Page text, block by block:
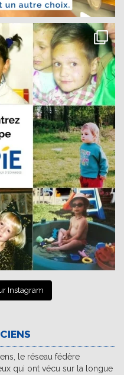
Instagram
le réseau fédère
qui ont vécu sur la longue